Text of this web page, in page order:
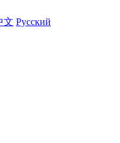
文 Русский